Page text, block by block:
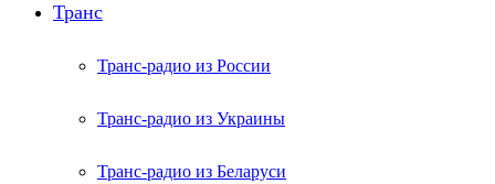
Транс
Транс-радио из России
Транс-радио из Украины
Транс-радио из Беларуси